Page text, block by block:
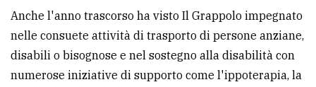
LE
ALTRE
TESTATE
Anche l'anno trascorso ha visto Il Grappolo impegnato
nelle consuete attività di trasporto di persone anziane,
disabili o bisognose e nel sostegno alla disabilità con
numerose iniziative di supporto come l'ippoterapia, la